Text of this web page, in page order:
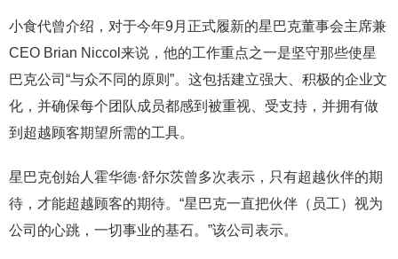
小食代曾介绍，对于今年9月正式履新的星巴克董事会主席兼
CEO Brian Niccol来说，他的工作重点之一是坚守那些使星
巴克公司“与众不同的原则”。这包括建立强大、积极的企业文
化，并确保每个团队成员都感到被重视、受支持，并拥有做
到超越顾客期望所需的工具。
星巴克创始人霍华德·舒尔茨曾多次表示，只有超越伙伴的期
待，才能超越顾客的期待。“星巴克一直把伙伴（员工）视为
公司的心跳，一切事业的基石。”该公司表示。